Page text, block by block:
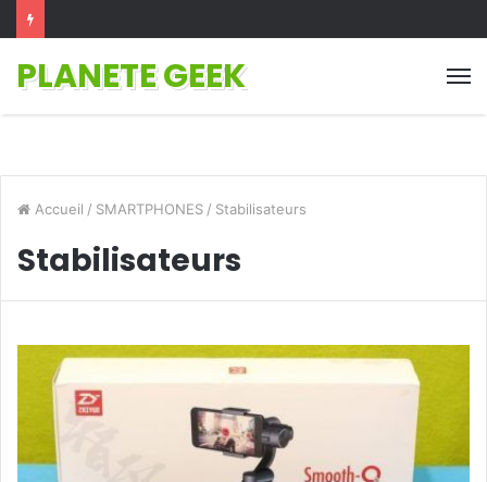
PLANETE GEEK
Accueil / SMARTPHONES / Stabilisateurs
Stabilisateurs